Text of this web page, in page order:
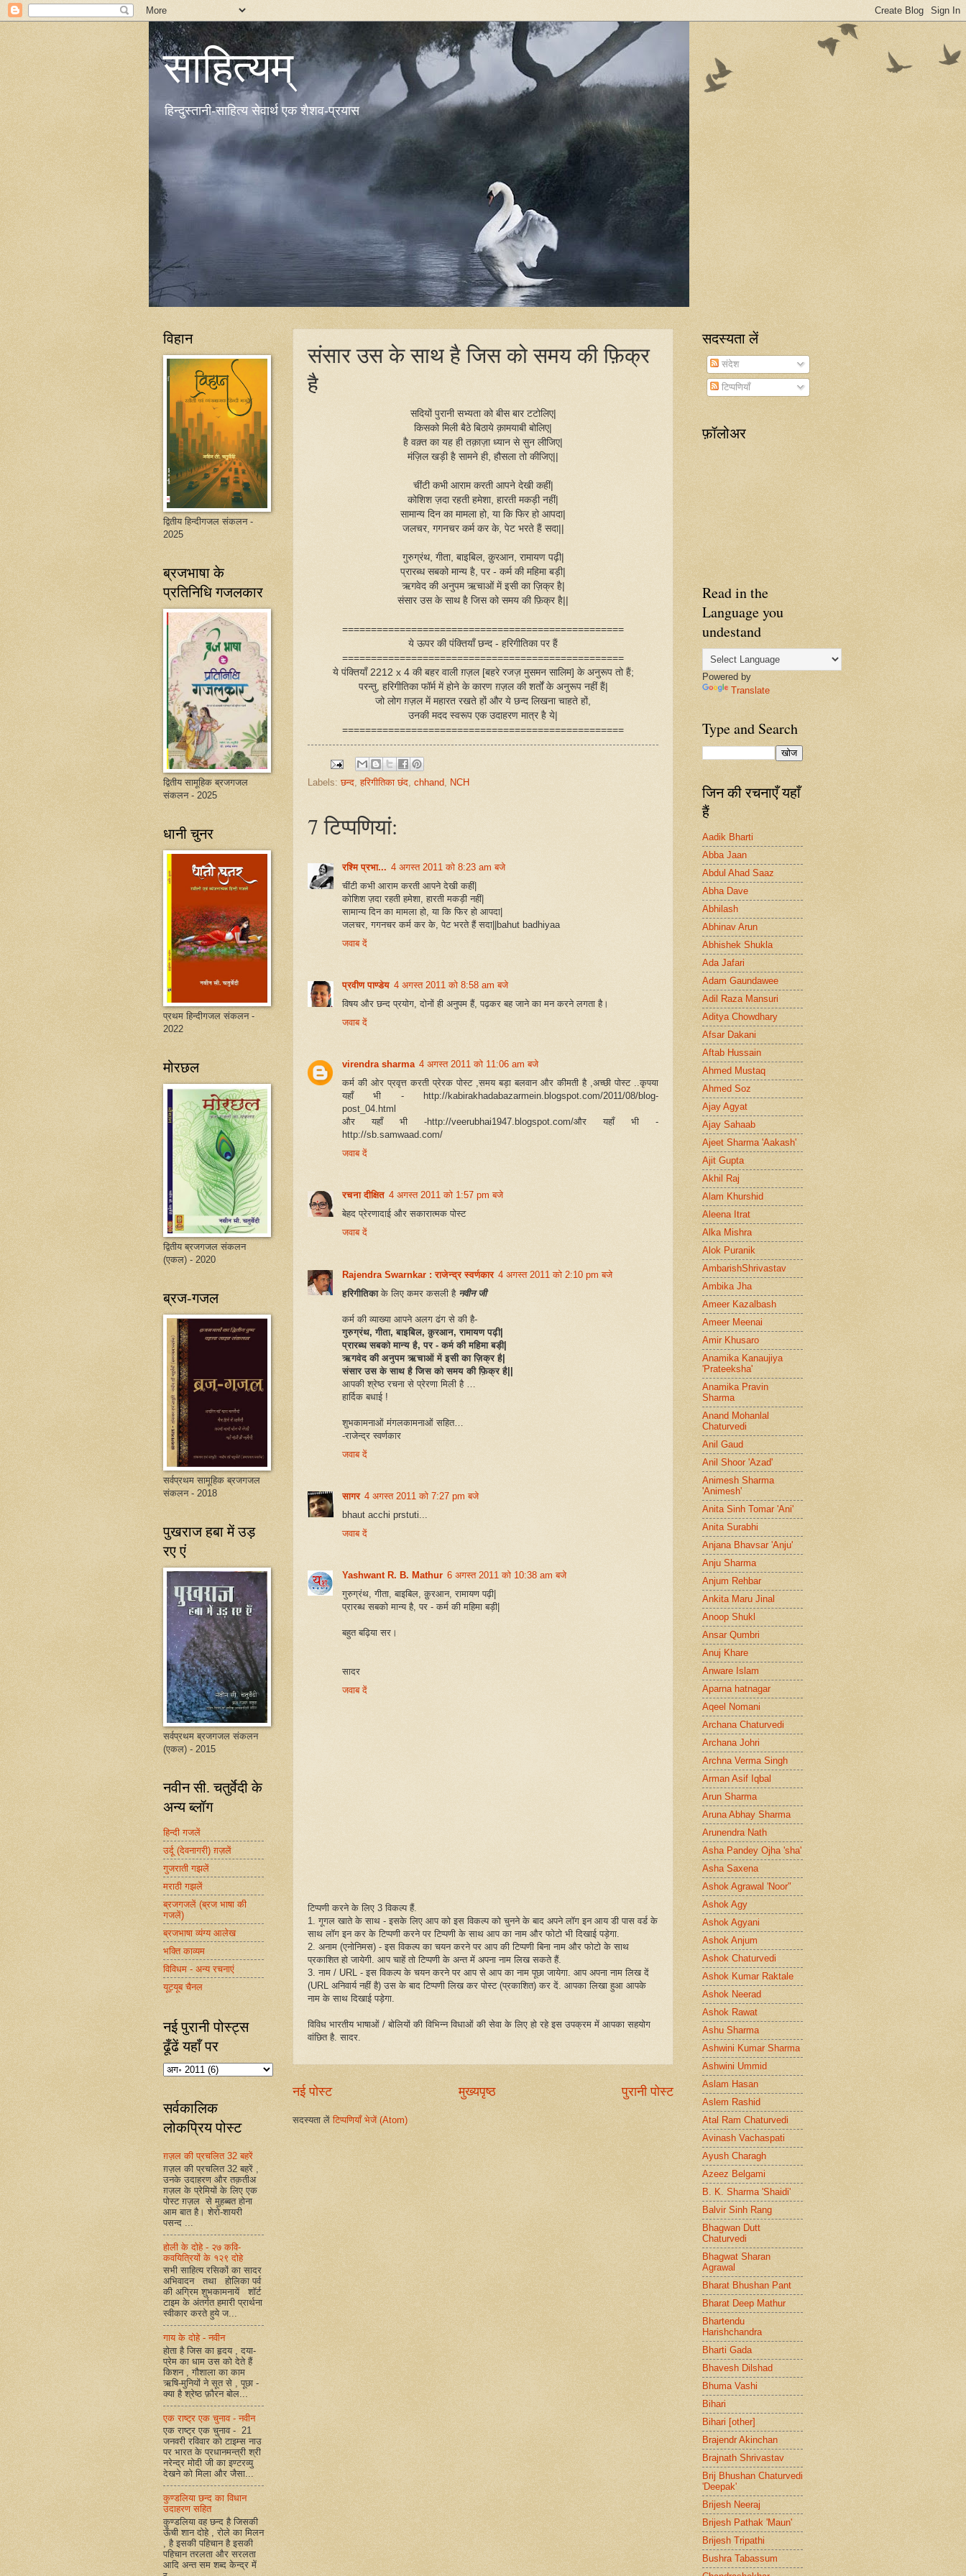
साहित्यम्
हिन्दुस्तानी-साहित्य सेवार्थ एक शैशव-प्रयास
संसार उस के साथ है जिस को समय की फ़िक्र
है
सदियों पुरानी सभ्यता को बीस बार टटोलिए|
किसको मिली बैठे बिठाये क़ामयाबी बोलिए|
है वक़्त का यह ही तक़ाज़ा ध्यान से सुन लीजिए|
मंज़िल खड़ी है सामने ही, हौसला तो कीजिए||
चींटी कभी आराम करती आपने देखी कहीं|
कोशिश ज़दा रहती हमेशा, हारती मकड़ी नहीं|
सामान्य दिन का मामला हो, या कि फिर हो आपदा|
जलचर, गगनचर कर्म कर के, पेट भरते हैं सदा||
गुरुग्रंथ, गीता, बाइबिल, क़ुरआन, रामायण पढ़ी|
प्रारब्ध सबको मान्य है, पर - कर्म की महिमा बड़ी|
ऋगवेद की अनुपम ऋचाओं में इसी का ज़िक्र है|
संसार उस के साथ है जिस को समय की फ़िक्र है||
=================================================
ये ऊपर की पंक्तियाँ छन्द - हरिगीतिका पर हैं
=================================================
ये पंक्तियाँ 2212 x 4 की बहर वाली ग़ज़ल [बहरे रजज़ मुसमन सालिम] के अनुरूप तो हैं;
परन्तु, हरिगीतिका फॉर्म में होने के कारण ग़ज़ल की शर्तों के अनुरूप नहीं हैं|
जो लोग ग़ज़ल में महारत रखते हों और ये छन्द लिखना चाहते हों,
उनकी मदद स्वरूप एक उदाहरण मात्र है ये|
=================================================
Labels:छन्द, हरिगीतिका छंद, chhand, NCH
7 टिप्‍पणियां:
रश्मि प्रभा... 4 अगस्त 2011 को 8:23 am बजे
चींटी कभी आराम करती आपने देखी कहीं|
कोशिश ज़दा रहती हमेशा, हारती मकड़ी नहीं|
सामान्य दिन का मामला हो, या कि फिर हो आपदा|
जलचर, गगनचर कर्म कर के, पेट भरते हैं सदा||bahut badhiyaa
जवाब दें
प्रवीण पाण्डेय 4 अगस्त 2011 को 8:58 am बजे
विषय और छन्द प्रयोग, दोनों ही अनुपम हैं, पढ़कर बह जाने का मन करने लगता है।
जवाब दें
virendra sharma 4 अगस्त 2011 को 11:06 am बजे
कर्म की ओर प्रवृत्त करती प्रेरक पोस्ट ,समय बड़ा बलवान और कीमती है ,अच्छी पोस्ट ..कृपया
यहाँ भी - http://kabirakhadabazarmein.blogspot.com/2011/08/blog-
post_04.html
और यहाँ भी -http://veerubhai1947.blogspot.com/और यहाँ भी -
http://sb.samwaad.com/
जवाब दें
रचना दीक्षित 4 अगस्त 2011 को 1:57 pm बजे
बेहद प्रेरणादाई और सकारात्मक पोस्ट
जवाब दें
Rajendra Swarnkar : राजेन्द्र स्वर्णकार 4 अगस्त 2011 को 2:10 pm बजे
हरिगीतिकाके लिए कमर कसली हैनवीन जी
कर्म की व्याख्या आपने अलग ढंग से की है-
गुरुग्रंथ, गीता, बाइबिल, क़ुरआन, रामायण पढ़ी|
प्रारब्ध सबको मान्य है, पर - कर्म की महिमा बड़ी|
ऋगवेद की अनुपम ऋचाओं में इसी का ज़िक्र है|
संसार उस के साथ है जिस को समय की फ़िक्र है||
आपकी श्रेष्ठ रचना से प्रेरणा मिली है …
हार्दिक बधाई !
शुभकामनाओं मंगलकामनाओं सहित…
-राजेन्द्र स्वर्णकार
जवाब दें
सागर 4 अगस्त 2011 को 7:27 pm बजे
bhaut acchi prstuti...
जवाब दें
Yashwant R. B. Mathur 6 अगस्त 2011 को 10:38 am बजे
गुरुग्रंथ, गीता, बाइबिल, क़ुरआन, रामायण पढ़ी|
प्रारब्ध सबको मान्य है, पर - कर्म की महिमा बड़ी|
बहुत बढ़िया सर।
सादर
जवाब दें
टिप्पणी करने के लिए 3 विकल्प हैं.
1. गूगल खाते के साथ - इसके लिए आप को इस विकल्प को चुनने के बाद अपने लॉग इन आय डी पास वर्ड के
साथ लॉग इन कर के टिप्पणी करने पर टिप्पणी के साथ आप का नाम और फोटो भी दिखाई पड़ेगा.
2. अनाम (एनोनिमस) - इस विकल्प का चयन करने पर आप की टिप्पणी बिना नाम और फोटो के साथ
प्रकाशित हो जायेगी. आप चाहें तो टिप्पणी के अन्त में अपना नाम लिख सकते हैं.
3. नाम / URL - इस विकल्प के चयन करने पर आप से आप का नाम पूछा जायेगा. आप अपना नाम लिख दें
(URL अनिवार्य नहीं है) उस के बाद टिप्पणी लिख कर पोस्ट (प्रकाशित) कर दें. आपका लिखा हुआ आपके
नाम के साथ दिखाई पड़ेगा.
विविध भारतीय भाषाओं / बोलियों की विभिन्न विधाओं की सेवा के लिए हो रहे इस उपक्रम में आपका सहयोग
वांछित है. सादर.
नई पोस्ट पुरानी पोस्ट
मुख्यपृष्ठ
सदस्यता लेंटिप्पणियाँ भेजें (Atom)
विहान
द्वितीय हिन्दीगजल संकलन -
2025
ब्रजभाषा के
प्रतिनिधि गजलकार
द्वितीय सामूहिक ब्रजगजल
संकलन - 2025
धानी चुनर
प्रथम हिन्दीगजल संकलन -
2022
मोरछल
द्वितीय ब्रजगजल संकलन
(एकल) - 2020
ब्रज-गजल
सर्वप्रथम सामूहिक ब्रजगजल
संकलन - 2018
पुखराज हबा में उड़
रए एं
सर्वप्रथम ब्रजगजल संकलन
(एकल) - 2015
नवीन सी. चतुर्वेदी के
अन्य ब्लॉग
हिन्दी गजलें
उर्दू (देवनागरी) ग़ज़लें
गुजराती गझलें
मराठी गझलें
ब्रजगजलें (ब्रज भाषा की
गजलें)
ब्रजभाषा व्यंग्य आलेख
भक्ति काव्यम
विविधम - अन्य रचनाएं
यूट्यूब चैनल
नई पुरानी पोस्ट्स
ढूँढें यहाँ पर
सर्वकालिक
लोकप्रिय पोस्ट
ग़ज़ल की प्रचलित 32 बहरें
ग़ज़ल की प्रचलित 32 बहरें ,
उनके उदाहरण और तक़तीअ
ग़ज़ल के प्रेमियों के लिए एक
पोस्ट ग़ज़ल से मुहब्बत होना
आम बात है। शेरो-शायरी
पसन्द ...
होली के दोहे - २७ कवि-
कवयित्रियों के १२९ दोहे
सभी साहित्य रसिकों का सादर
अभिवादन तथा होलिका पर्व
की अग्रिम शुभकामनायें शॉर्ट
टाइम के अंतर्गत हमारी प्रार्थना
स्वीकार करते हुये ज...
गाय के दोहे - नवीन
होता है जिस का हृदय , दया-
प्रेम का धाम उस को देते हैं
किशन , गौशाला का काम
ऋषि-मुनियों ने सूत से , पूछा -
क्या है श्रेष्ठ फ़ौरन बोल...
एक राष्ट्र एक चुनाव - नवीन
एक राष्ट्र एक चुनाव - 21
जनवरी रविवार को टाइम्स नाउ
पर भारत के प्रधानमन्त्री श्री
नरेन्द्र मोदी जी का इण्टरव्यु
देखने को मिला और जैसा...
कुण्डलिया छन्द का विधान
उदाहरण सहित
कुण्डलिया वह छन्द है जिसकी
ऊँची शान दोहे , रोले का मिलन
, है इसकी पहिचान है इसकी
पहिचान तरलता और सरलता
आदि अन्त सम शब्द केन्द्र में
सदस्यता लें
संदेश
टिप्पणियाँ
फ़ॉलोअर
Read in the
Language you
undestand
Powered by
Translate
Type and Search
जिन की रचनाएँ यहाँ
हैं
Aadik Bharti
Abba Jaan
Abdul Ahad Saaz
Abha Dave
Abhilash
Abhinav Arun
Abhishek Shukla
Ada Jafari
Adam Gaundawee
Adil Raza Mansuri
Aditya Chowdhary
Afsar Dakani
Aftab Hussain
Ahmed Mustaq
Ahmed Soz
Ajay Agyat
Ajay Sahaab
Ajeet Sharma 'Aakash'
Ajit Gupta
Akhil Raj
Alam Khurshid
Aleena Itrat
Alka Mishra
Alok Puranik
AmbarishShrivastav
Ambika Jha
Ameer Kazalbash
Ameer Meenai
Amir Khusaro
Anamika Kanaujiya
'Prateeksha'
Anamika Pravin
Sharma
Anand Mohanlal
Chaturvedi
Anil Gaud
Anil Shoor 'Azad'
Animesh Sharma
'Animesh'
Anita Sinh Tomar 'Ani'
Anita Surabhi
Anjana Bhavsar 'Anju'
Anju Sharma
Anjum Rehbar
Ankita Maru Jinal
Anoop Shukl
Ansar Qumbri
Anuj Khare
Anware Islam
Aparna hatnagar
Aqeel Nomani
Archana Chaturvedi
Archana Johri
Archna Verma Singh
Arman Asif Iqbal
Arun Sharma
Aruna Abhay Sharma
Arunendra Nath
Asha Pandey Ojha 'sha'
Asha Saxena
Ashok Agrawal 'Noor"
Ashok Agy
Ashok Agyani
Ashok Anjum
Ashok Chaturvedi
Ashok Kumar Raktale
Ashok Neerad
Ashok Rawat
Ashu Sharma
Ashwini Kumar Sharma
Ashwini Ummid
Aslam Hasan
Aslem Rashid
Atal Ram Chaturvedi
Avinash Vachaspati
Ayush Charagh
Azeez Belgami
B. K. Sharma 'Shaidi'
Balvir Sinh Rang
Bhagwan Dutt
Chaturvedi
Bhagwat Sharan
Agrawal
Bharat Bhushan Pant
Bharat Deep Mathur
Bhartendu
Harishchandra
Bharti Gada
Bhavesh Dilshad
Bhuma Vashi
Bihari
Bihari [other]
Brajendr Akinchan
Brajnath Shrivastav
Brij Bhushan Chaturvedi
'Deepak'
Brijesh Neeraj
Brijesh Pathak 'Maun'
Brijesh Tripathi
Bushra Tabassum